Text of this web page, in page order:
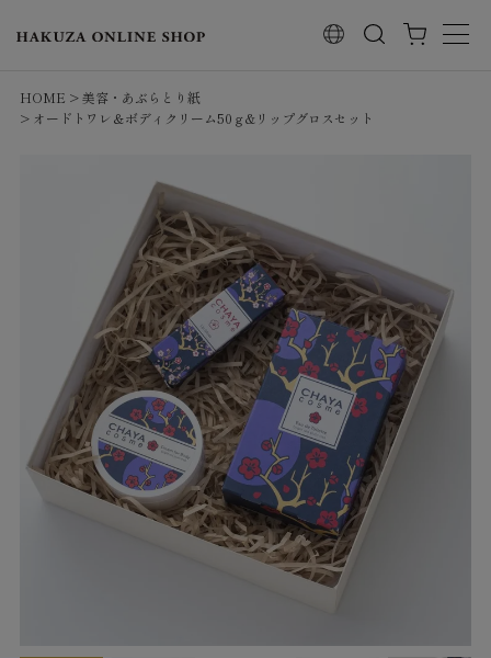
検索
HOME
美容・あぶらとり紙
オードトワレ＆ボディクリーム50ｇ&リップグロスセット